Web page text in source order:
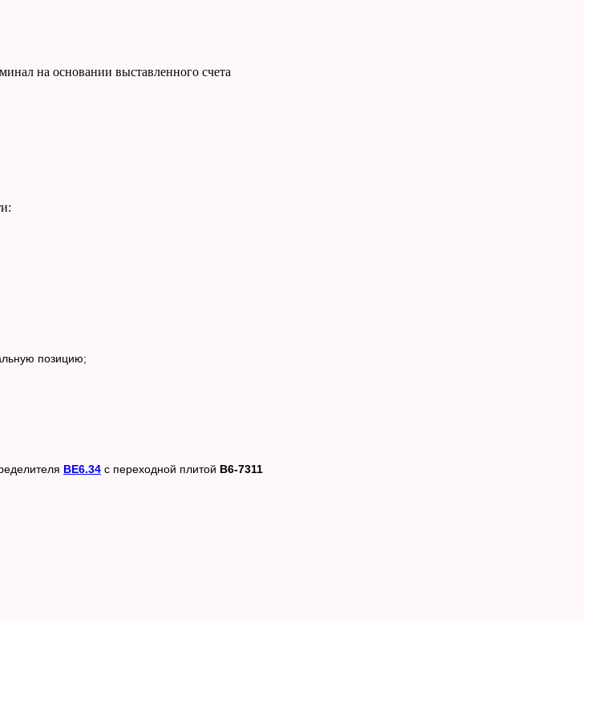
на основании выставленного счета
позицию;
ВЕ6.34 с переходной плитой В6-7311